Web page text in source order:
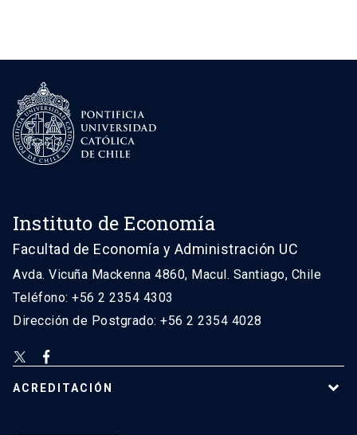
Instituto de Economía
Facultad de Economía y Administración UC
Avda. Vicuña Mackenna 4860, Macul. Santiago, Chile
Teléfono: +56 2 2354 4303
Dirección de Postgrado: +56 2 2354 4028
ACREDITACIÓN